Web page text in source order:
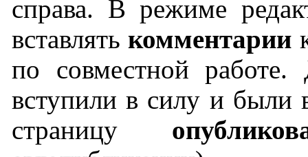
справа. В режиме
вставлятькомментарии
по совместной
вступили в силу и были
страницу